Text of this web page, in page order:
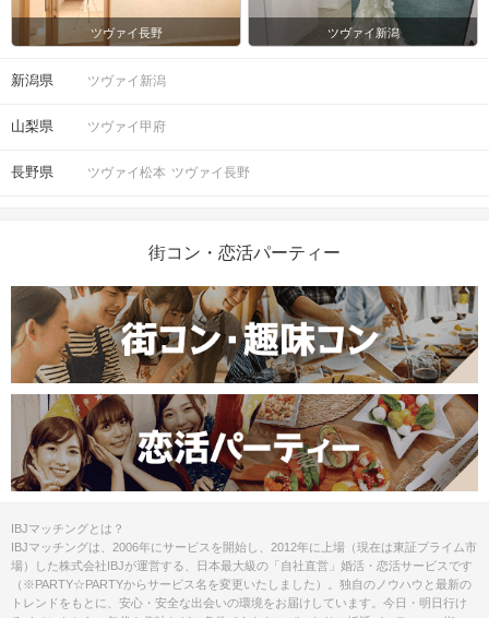
ツヴァイ長野 ツヴァイ新潟
新潟県 ツヴァイ新潟
山梨県 ツヴァイ甲府
長野県 ツヴァイ松本 ツヴァイ長野
街コン・恋活パーティー
IBJマッチングとは？
IBJマッチングは、2006年にサービスを開始し、2012年に上場（現在は東証プライム市
場）した株式会社IBJが運営する、日本最大級の「自社直営」婚活・恋活サービスです
（※PARTY☆PARTYからサービス名を変更いたしました）。独自のノウハウと最新の
トレンドをもとに、安心・安全な出会いの環境をお届けしています。今日・明日行け